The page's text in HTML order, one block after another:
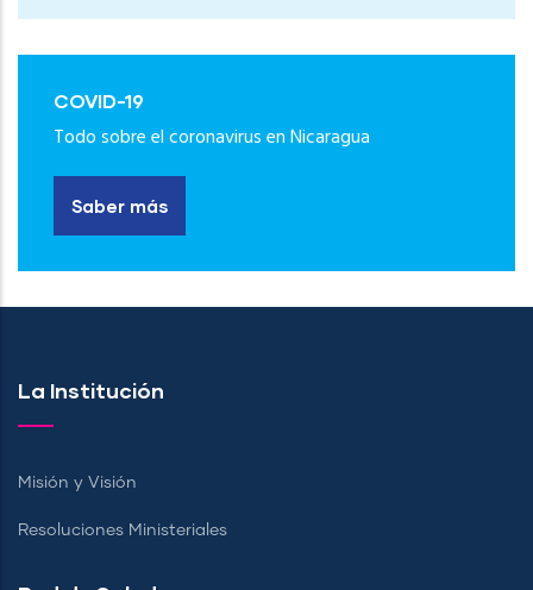
COVID-19
Todo sobre el coronavirus en Nicaragua
Saber más
La Institución
Misión y Visión
Resoluciones Ministeriales